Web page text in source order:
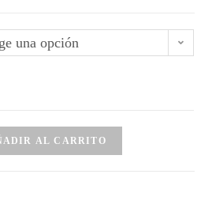
una opción
AL CARRITO